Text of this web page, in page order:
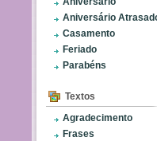
Aniversário
Casamento
Feriado
Parabéns
Textos
Agradecimento
Frases